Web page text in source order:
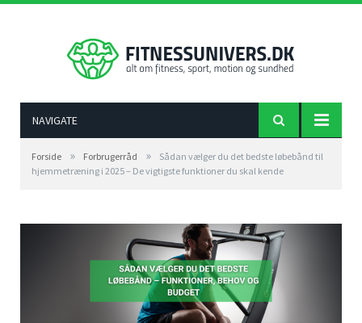
NAVIGATE
Forside » Forbrugerråd »
Sådan vælger du det bedste løbebånd til
hjemmetræning i 2025 – De vigtigste funktioner du skal kende